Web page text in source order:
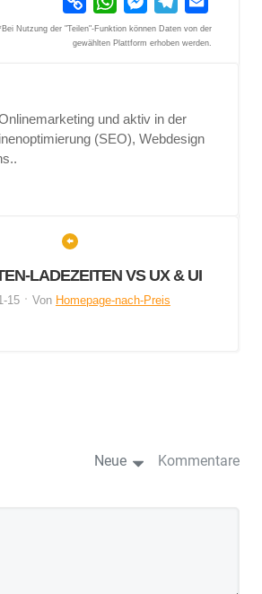
Link
Nutzung der "Teilen"-Funktion können Daten von der
gewählten Plattform erhoben werden.
und aktiv in der
(SEO), Webdesign
LADEZEITEN VS UX & UI
15 Von Homepage-nach-Preis
Neue Kommentare